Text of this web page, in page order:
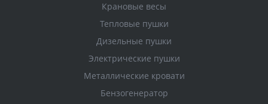
Крановые весы
Тепловые пушки
Дизельные пушки
Электрические пушки
Металлические кровати
Бензогенератор